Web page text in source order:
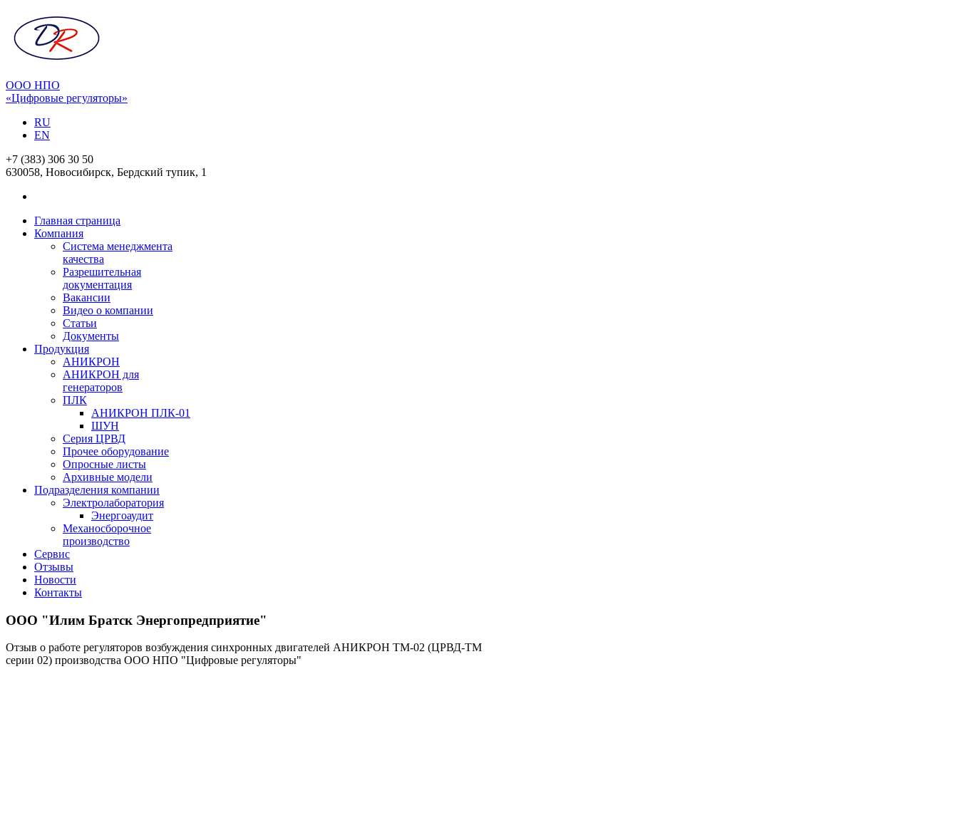
ООО НПО
«Цифровые регуляторы»
RU
EN
+7 (383) 306 30 50
630058, Новосибирск, Бердский тупик, 1
Главная страница
Компания
Система менеджмента
качества
Разрешительная
документация
Вакансии
Видео о компании
Статьи
Документы
Продукция
АНИКРОН
АНИКРОН для
генераторов
ПЛК
АНИКРОН ПЛК-01
ШУН
Серия ЦРВД
Прочее оборудование
Опросные листы
Архивные модели
Подразделения компании
Электролаборатория
Энергоаудит
Механосборочное
производство
Сервис
Отзывы
Новости
Контакты
ООО "Илим Братск Энергопредприятие"
Отзыв о работе регуляторов возбуждения синхронных двигателей АНИКРОН ТМ-02 (ЦРВД-ТМ
серии 02) производства ООО НПО "Цифровые регуляторы"